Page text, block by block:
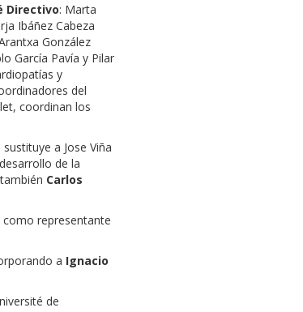
Directivo: Marta
Ibáñez Cabeza
González
García Pavía y Pilar
y
del
coordinan los
sustituye a Jose Viña
de la
Carlos
como representante
a Ignacio
de